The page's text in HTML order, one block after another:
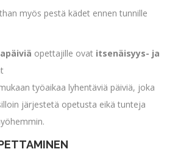
myös pestä kädet ennen tunnille
opettajille ovat itsenäisyys- ja
työaikaa lyhentäviä päiviä, joka
järjestetä opetusta eikä tunteja